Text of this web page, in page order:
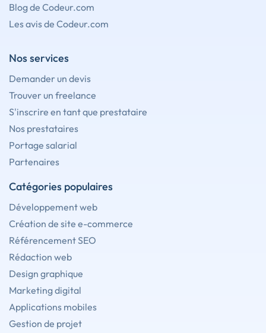
Blog de Codeur.com
Les avis de Codeur.com
Nos services
Demander un devis
Trouver un freelance
S'inscrire en tant que prestataire
Nos prestataires
Portage salarial
Partenaires
Catégories populaires
Développement web
Création de site e-commerce
Référencement SEO
Rédaction web
Design graphique
Marketing digital
Applications mobiles
Gestion de projet